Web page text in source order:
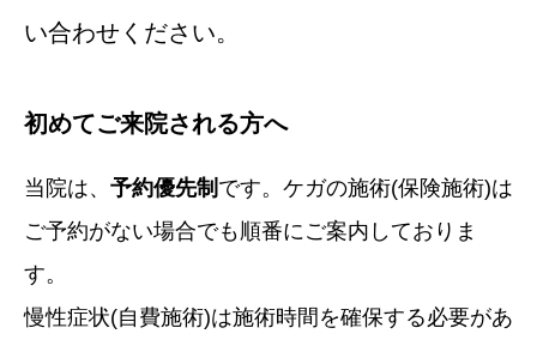
い合わせください。
初めてご来院される方へ
当院は、 予約優先制 です。ケガの施術(保険施術)は
ご予約がない場合でも順番にご案内しておりま
す。
慢性症状(自費施術)は施術時間を確保する必要があ